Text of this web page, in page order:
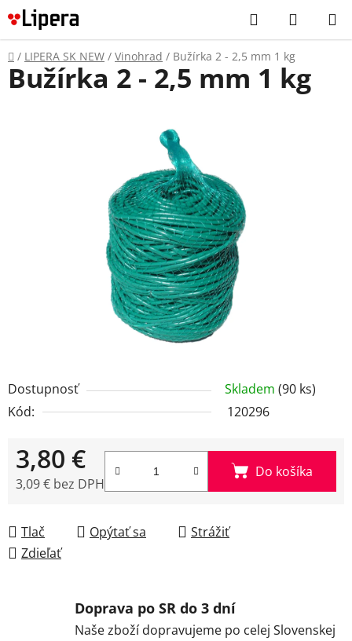
Prejsť
na
obsah
Hľadať
KOŠÍK
Domov
/ LIPERA SK NEW / Vinohrad / Bužírka 2 - 2,5 mm 1 kg
Dostupnosť Skladem (90 ks)
Kód:
120296
3,80 €
3,09 € bez DPH
Do košíka
Tlač Opýtať sa
Strážiť
Zdieľať
Bužírka 2 - 2,5 mm 1 kg
Doprava po SR do 3 dní
Naše zboží dopravujeme po celej Slovenskej